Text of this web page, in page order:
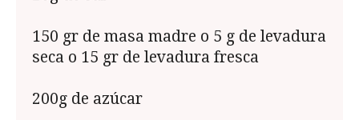
150 gr de masa madre o 5 g de levadura
seca o 15 gr de levadura fresca
200g de azúcar